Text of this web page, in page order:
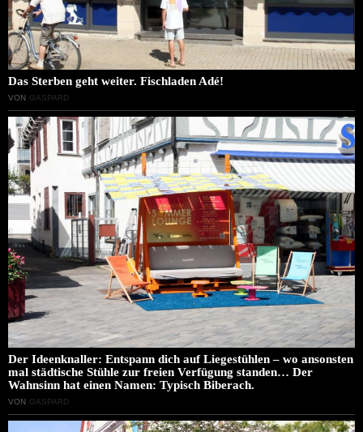
Das Sterben geht weiter. Fischladen Adé!
VON GASPARD
Der Ideenknaller: Entspann dich auf Liegestühlen – wo ansonsten
mal städtische Stühle zur freien Verfügung standen… Der
Wahnsinn hat einen Namen: Typisch Biberach.
VON GASPARD